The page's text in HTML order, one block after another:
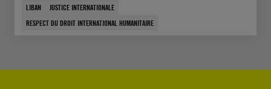
LIBAN
JUSTICE INTERNATIONALE
RESPECT DU DROIT INTERNATIONAL HUMANITAIRE